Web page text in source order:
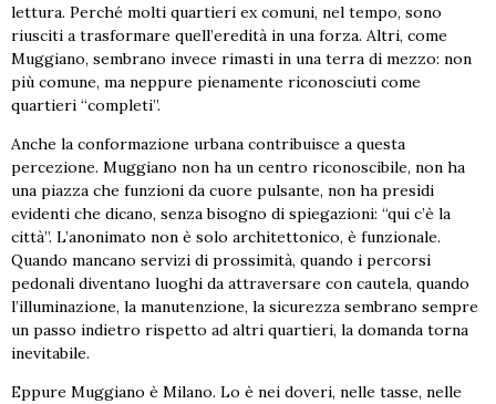
lettura. Perché molti quartieri ex comuni, nel tempo, sono
riusciti a trasformare quell’eredità in una forza. Altri, come
Muggiano, sembrano invece rimasti in una terra di mezzo: non
più comune, ma neppure pienamente riconosciuti come
quartieri “completi”.
Anche la conformazione urbana contribuisce a questa
percezione. Muggiano non ha un centro riconoscibile, non ha
una piazza che funzioni da cuore pulsante, non ha presìdi
evidenti che dicano, senza bisogno di spiegazioni: “qui c’è la
città”. L’anonimato non è solo architettonico, è funzionale.
Quando mancano servizi di prossimità, quando i percorsi
pedonali diventano luoghi da attraversare con cautela, quando
l’illuminazione, la manutenzione, la sicurezza sembrano sempre
un passo indietro rispetto ad altri quartieri, la domanda torna
inevitabile.
Eppure Muggiano è Milano. Lo è nei doveri, nelle tasse, nelle